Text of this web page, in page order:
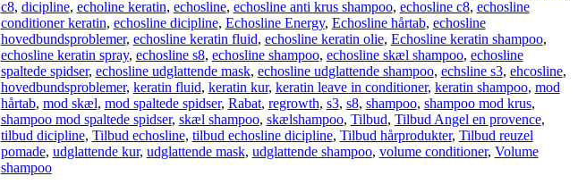
c8, dicipline, echoline keratin, echosline, echosline anti krus shampoo, echosline c8, echosline
conditioner keratin, echosline dicipline, Echosline Energy, Echosline hårtab, echosline
hovedbundsproblemer, echosline keratin fluid, echosline keratin olie, Echosline keratin shampoo,
echosline keratin spray, echosline s8, echosline shampoo, echosline skæl shampoo, echosline
spaltede spidser, echosline udglattende mask, echosline udglattende shampoo, echsline s3, ehcosline,
hovedbundsproblemer, keratin fluid, keratin kur, keratin leave in conditioner, keratin shampoo, mod
hårtab, mod skæl, mod spaltede spidser, Rabat, regrowth, s3, s8, shampoo, shampoo mod krus,
shampoo mod spaltede spidser, skæl shampoo, skælshampoo, Tilbud, Tilbud Angel en provence,
tilbud dicipline, Tilbud echosline, tilbud echosline dicipline, Tilbud hårprodukter, Tilbud reuzel
pomade, udglattende kur, udglattende mask, udglattende shampoo, volume conditioner, Volume
shampoo